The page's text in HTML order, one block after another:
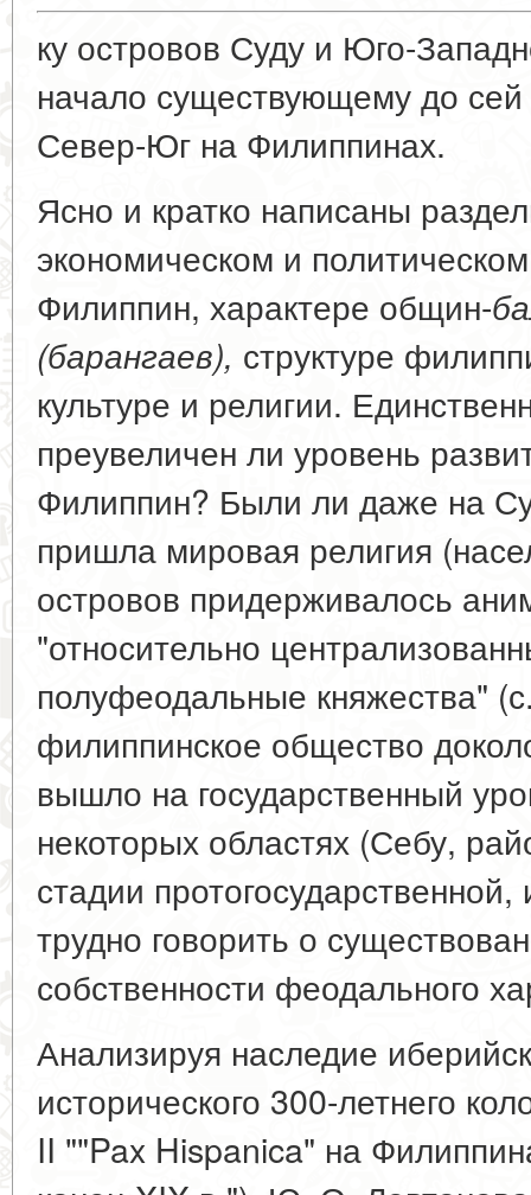
ку островов Суду и Юго-
начало существующему до
Север-Юг на Филиппинах.
Ясно и кратко написаны
экономическом и
Филиппин, характере общин-
(барангаев), структуре
культуре и религии.
преувеличен ли уровень
Филиппин? Были ли даже на
пришла мировая религия
островов придерживалось
"относительно
полуфеодальные княжества"
филиппинское общество
вышло на государственный
некоторых областях (Себу,
стадии
трудно говорить о
собственности феодального
Анализируя наследие
исторического 300-летнего
II ""Pax Hispanica" на